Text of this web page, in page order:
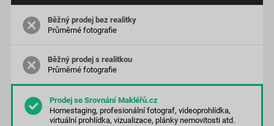
Průměrnéfotografie
Průměrnéfotografie
Homestaging, profesionální fotograf, videoprohlídka,
virtuální prohlídka, vizualizace, plánky nemovitosti atd.